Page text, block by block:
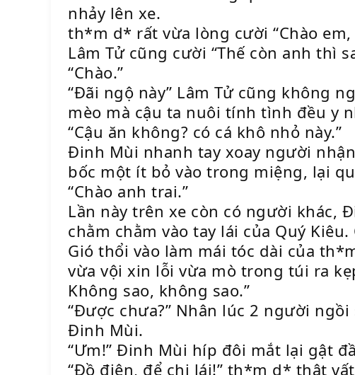
nhảy lên xe.
th*m d* rất vừa lòng cười “Chào em,
Lâm Tử cũng cười “Thế còn anh thì
“Chào.”
“Đãi ngộ này” Lâm Tử cũng không
mèo mà cậu ta nuôi tính tình đều y
“Cậu ăn không? có cá khô nhỏ này.”
Đinh Mùi nhanh tay xoay người
bốc một ít bỏ vào trong miệng, lại
“Chào anh trai.”
Lần này trên xe còn có người khác,
chằm chằm vào tay lái của Quý
Gió thổi vào làm mái tóc dài của
vừa vội xin lỗi vừa mò trong túi ra
Không sao, không sao.”
“Được chưa?” Nhân lúc 2 người
Đinh Mùi.
“Ưm!” Đinh Mùi híp đôi mắt lại gật
“Đồ điên, để chị lái!” th*m d* thật